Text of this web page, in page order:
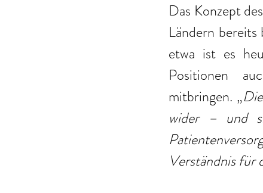
Das Konzept
Ländern
etwa ist es
Positionen
mitbringen. „
wider – und
Verständnis für